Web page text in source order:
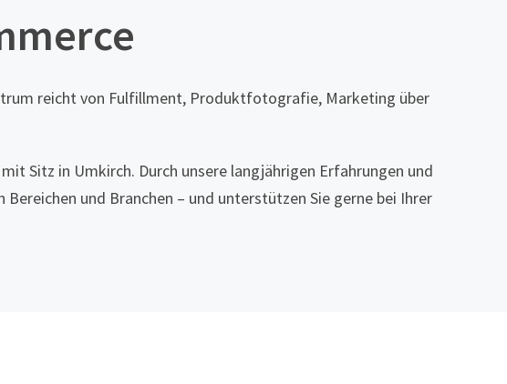
reicht von Fulfillment, Produktfotografie, Marketing über
Sitz in Umkirch. Durch unsere langjährigen Erfahrungen und
und Branchen – und unterstützen Sie gerne bei Ihrer